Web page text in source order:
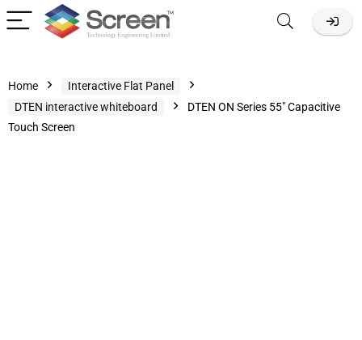
Home
Interactive Flat Panel
DTEN interactive whiteboard
DTEN ON Series 55″ Capacitive
Touch Screen